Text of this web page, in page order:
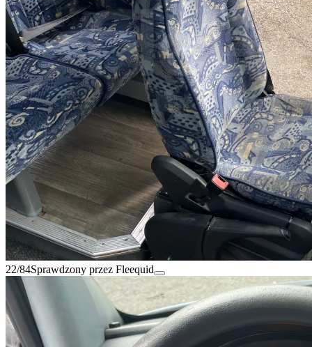
22/84Sprawdzony przez Fleequid